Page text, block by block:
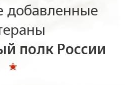
добавленные
полк России